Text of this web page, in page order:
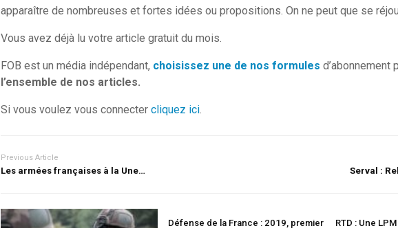
apparaître de nombreuses et fortes idées ou propositions. On ne peut que se
Vous avez déjà lu votre article gratuit du mois.
FOB est un média indépendant, choisissez une de nos formules d’abonnement
l’ensemble de nos articles.
Si vous voulez vous connecter cliquez ici.
Previous Article
Les armées françaises à la Une… Serval :
Défense de la France : 2019, premier RTD : Une